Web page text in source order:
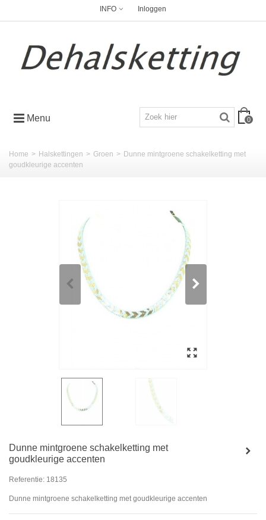
INFO Inloggen
Menu 0
Home > Halskettingen > Groen > Dunne mintgroene schakelketting met
goudkleurige accenten
Dunne mintgroene schakelketting met
goudkleurige accenten
Referentie: 18135
Dunne mintgroene schakelketting met goudkleurige accenten